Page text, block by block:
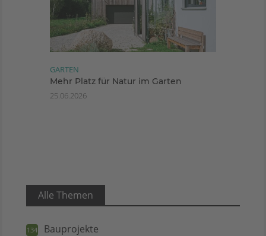
GARTEN
Mehr Platz für Natur im Garten
25.06.2026
Alle Themen
134 Bauprojekte